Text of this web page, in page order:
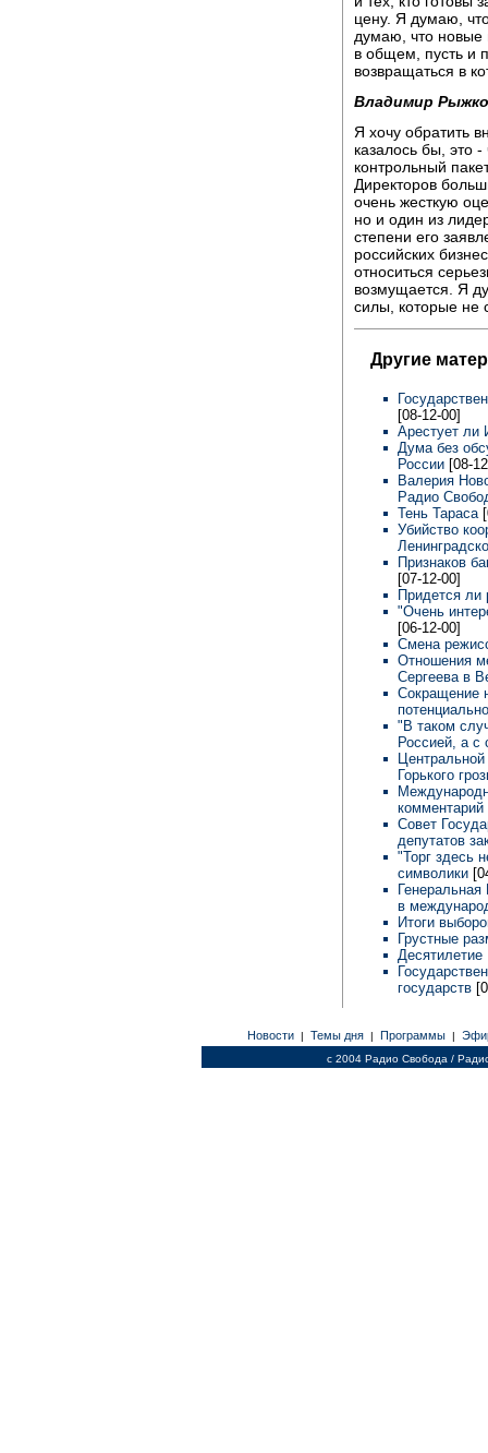
цену. Я думаю,
думаю, что новые
в общем, пусть и
возвращаться в
Владимир
Я хочу обратить
казалось бы, это
контрольный
Директоров
очень жесткую
но и один из
степени его
российских
относиться
возмущается. Я
силы, которые не
Другие
[08-12-00]
Арестует ли
Дума без
России [08-
Валерия
Радио
Тень Тараса
Убийство
Признаков
[07-12-00]
Придется ли
"Очень
[06-12-00]
Смена
Отношения
Сергеева в
Сокращение
"В таком
Россией, а с
Горького
комментарий
Совет
депутатов
"Торг здесь
символики
в
Итоги
Грустные
Десятилетие
государств
Новости | Темы дня | Программы |
c 2004 Радио Свобода /